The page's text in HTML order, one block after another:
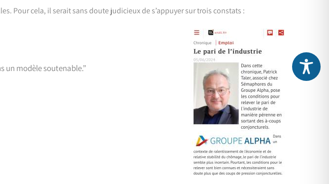
Pour cela, il serait sans doute judicieux de s’appuyer sur trois constats :
un modèle soutenable.”